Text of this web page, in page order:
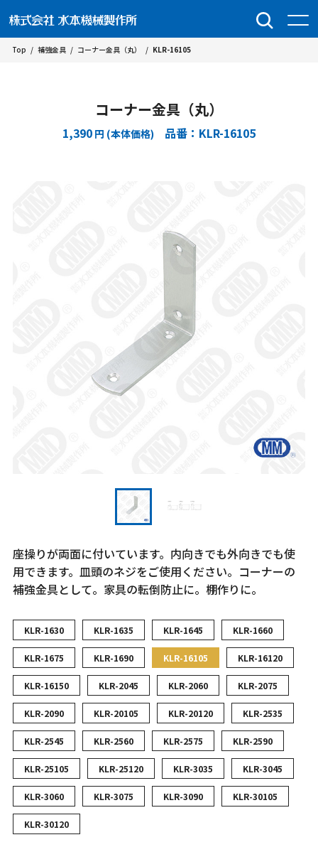
Top / 補強金具 / コーナー金具（丸） / KLR-16105
コーナー金具（丸）
1,390 円 (本体価格) 品番：KLR-16105
座操りが両面に付いています。内向きでも外向きでも使
用できます。皿頭のネジをご使用ください。コーナーの
補強金具として。家具の転倒防止に。棚作りに。
KLR-1630 KLR-1635 KLR-1645 KLR-1660
KLR-1675 KLR-1690 KLR-16105 KLR-16120
KLR-16150 KLR-2045 KLR-2060 KLR-2075
KLR-2090 KLR-20105 KLR-20120 KLR-2535
KLR-2545 KLR-2560 KLR-2575 KLR-2590
KLR-25105 KLR-25120 KLR-3035 KLR-3045
KLR-3060 KLR-3075 KLR-3090 KLR-30105
KLR-30120